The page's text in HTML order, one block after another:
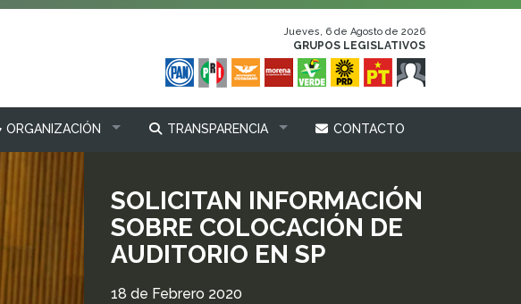
Jueves, 6 de Agosto de 2026
GRUPOS LEGISLATIVOS
ORGANIZACIÓN TRANSPARENCIA CONTACTO
SOLICITAN INFORMACIÓN
SOBRE COLOCACIÓN DE
AUDITORIO EN SP
18 de Febrero 2020